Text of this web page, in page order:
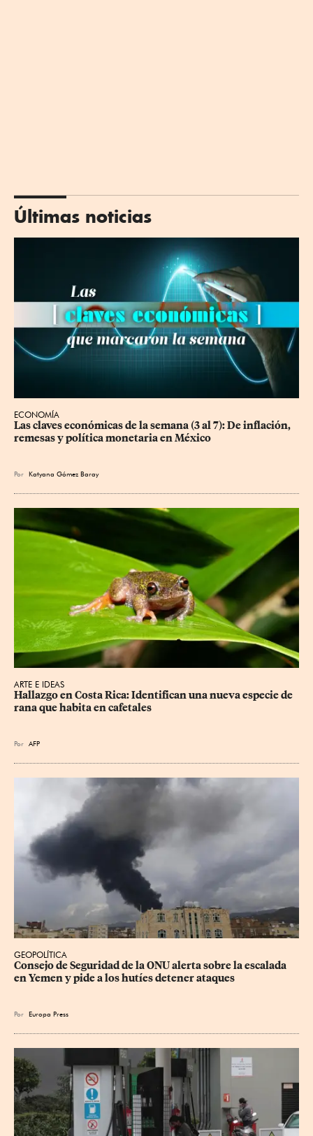
Últimas noticias
ECONOMÍA
Las claves económicas de la semana (3 al 7): De inflación,
remesas y política monetaria en México
Por Katyana Gómez Baray
ARTE E IDEAS
Hallazgo en Costa Rica: Identifican una nueva especie de
rana que habita en cafetales
Por AFP
GEOPOLÍTICA
Consejo de Seguridad de la ONU alerta sobre la escalada
en Yemen y pide a los hutíes detener ataques
Por Europa Press